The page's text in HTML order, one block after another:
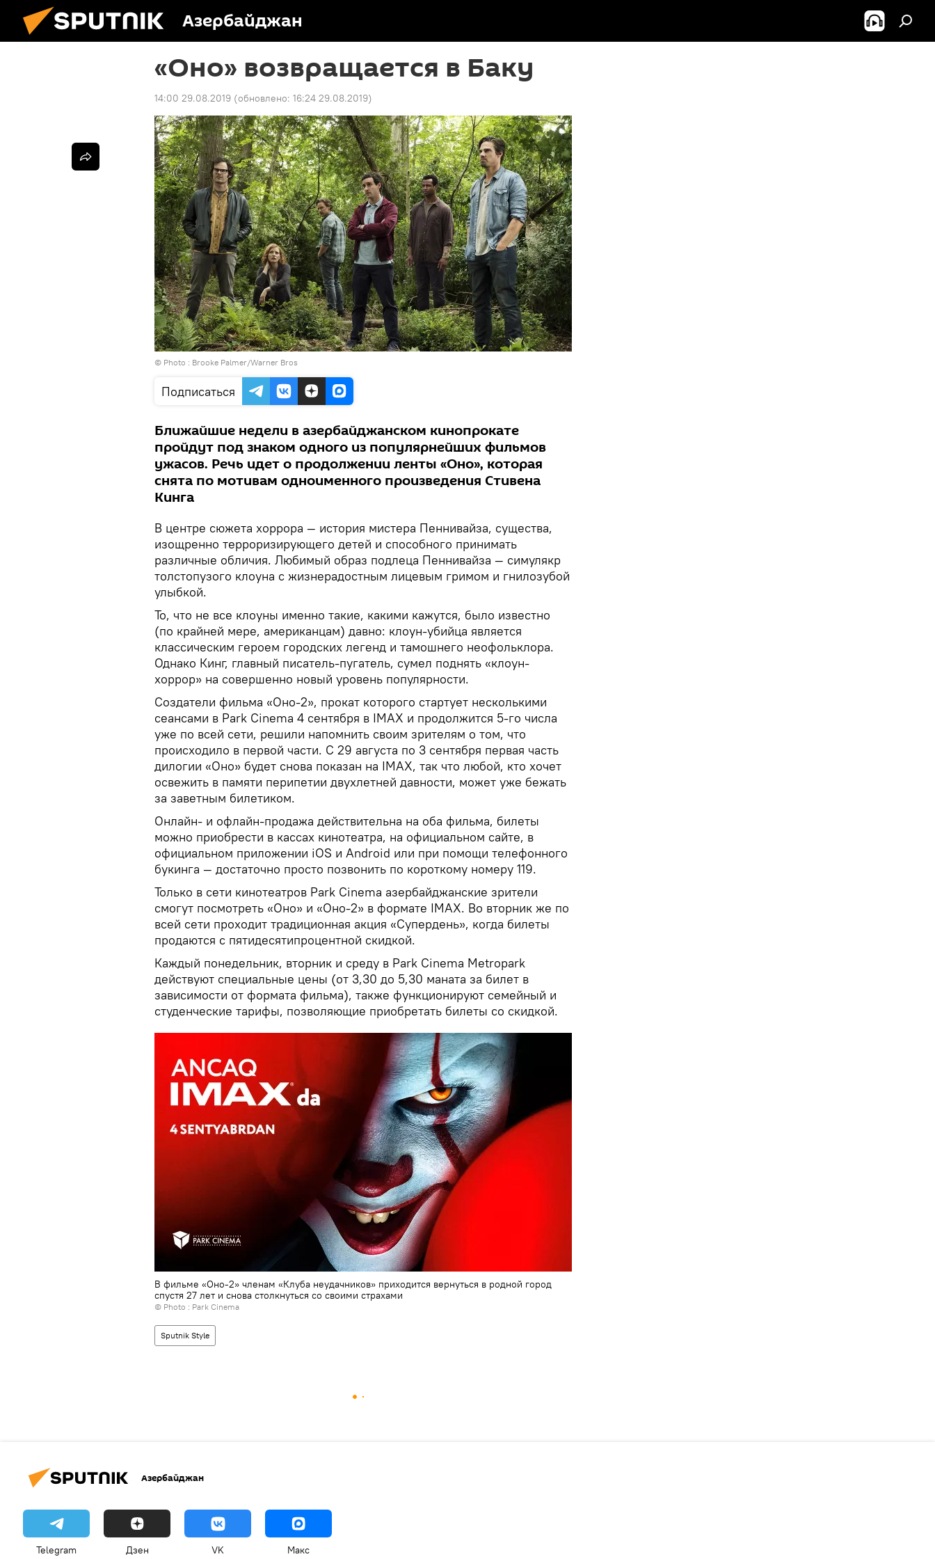
Азербайджан
«Оно» возвращается в Баку
14:00 29.08.2019 (обновлено: 16:24 29.08.2019)
© Photo : Brooke Palmer/Warner Bros
Подписаться
Ближайшие недели в азербайджанском кинопрокате
пройдут под знаком одного из популярнейших фильмов
ужасов. Речь идет о продолжении ленты «Оно», которая
снята по мотивам одноименного произведения Стивена
Кинга
В центре сюжета хоррора — история мистера Пеннивайза, существа,
изощренно терроризирующего детей и способного принимать
различные обличия. Любимый образ подлеца Пеннивайза — симулякр
толстопузого клоуна с жизнерадостным лицевым гримом и гнилозубой
улыбкой.
То, что не все клоуны именно такие, какими кажутся, было известно
(по крайней мере, американцам) давно: клоун-убийца является
классическим героем городских легенд и тамошнего неофольклора.
Однако Кинг, главный писатель-пугатель, сумел поднять «клоун-
хоррор» на совершенно новый уровень популярности.
Создатели фильма «Оно-2», прокат которого стартует несколькими
сеансами в Park Cinema 4 сентября в IMAX и продолжится 5-го числа
уже по всей сети, решили напомнить своим зрителям о том, что
происходило в первой части. С 29 августа по 3 сентября первая часть
дилогии «Оно» будет снова показан на IMAX, так что любой, кто хочет
освежить в памяти перипетии двухлетней давности, может уже бежать
за заветным билетиком.
Онлайн- и офлайн-продажа действительна на оба фильма, билеты
можно приобрести в кассах кинотеатра, на официальном сайте, в
официальном приложении iOS и Android или при помощи телефонного
букинга — достаточно просто позвонить по короткому номеру 119.
Только в сети кинотеатров Park Cinema азербайджанские зрители
смогут посмотреть «Оно» и «Оно-2» в формате IMAX. Во вторник же по
всей сети проходит традиционная акция «Супердень», когда билеты
продаются с пятидесятипроцентной скидкой.
Каждый понедельник, вторник и среду в Park Cinema Metropark
действуют специальные цены (от 3,30 до 5,30 маната за билет в
зависимости от формата фильма), также функционируют семейный и
студенческие тарифы, позволяющие приобретать билеты со скидкой.
В фильме «Оно-2» членам «Клуба неудачников» приходится вернуться в родной город
спустя 27 лет и снова столкнуться со своими страхами
© Photo : Park Cinema
Sputnik Style
Азербайджан
Telegram Дзен VK Макс